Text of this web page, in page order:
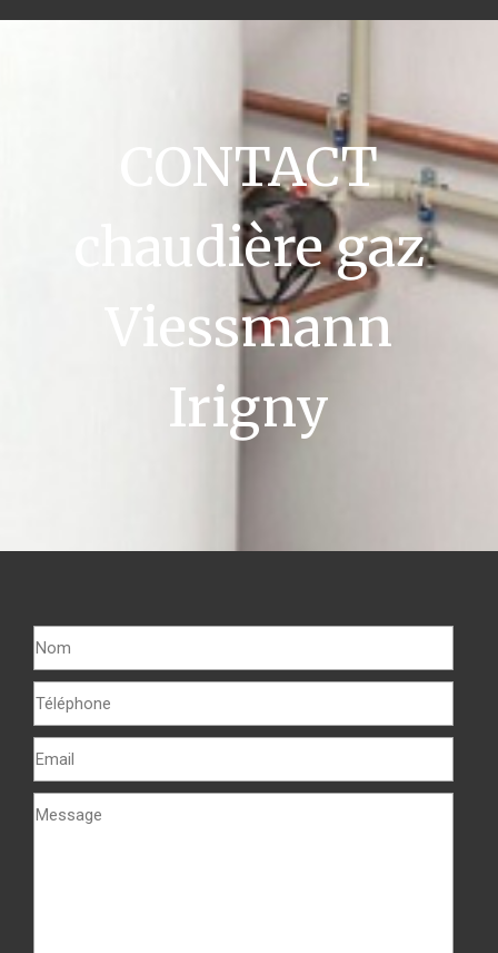
CONTACT
chaudière gaz
Viessmann
Irigny